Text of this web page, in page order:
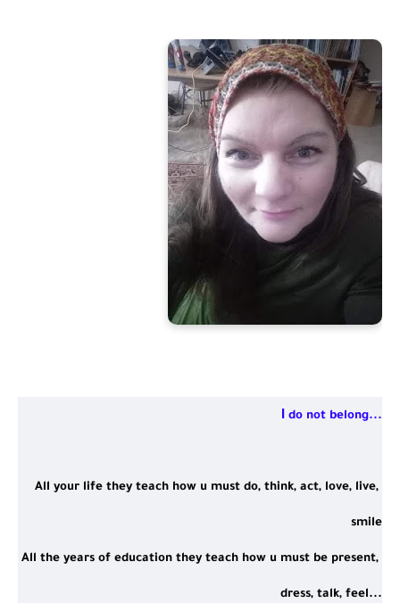
Ι do not belong...
All your life they teach how u must do, think, act, love, live,
smile
All the years of education they teach how u must be present,
dress, talk, feel...